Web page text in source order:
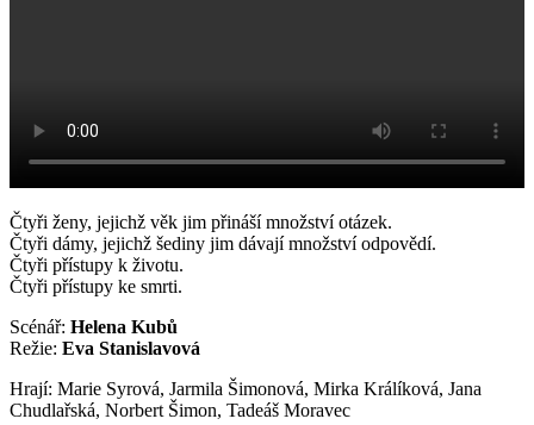
Čtyři ženy, jejichž věk jim přináší množství otázek.
Čtyři dámy, jejichž šediny jim dávají množství odpovědí.
Čtyři přístupy k životu.
Čtyři přístupy ke smrti.
Scénář: Helena Kubů
Režie: Eva Stanislavová
Hrají: Marie Syrová, Jarmila Šimonová, Mirka Králíková, Jana
Chudlařská, Norbert Šimon, Tadeáš Moravec